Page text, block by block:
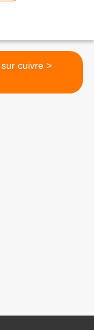
Huile sur cuivre >